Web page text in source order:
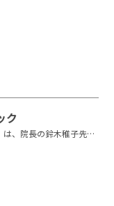
ク
は、院長の鈴木稚子先生